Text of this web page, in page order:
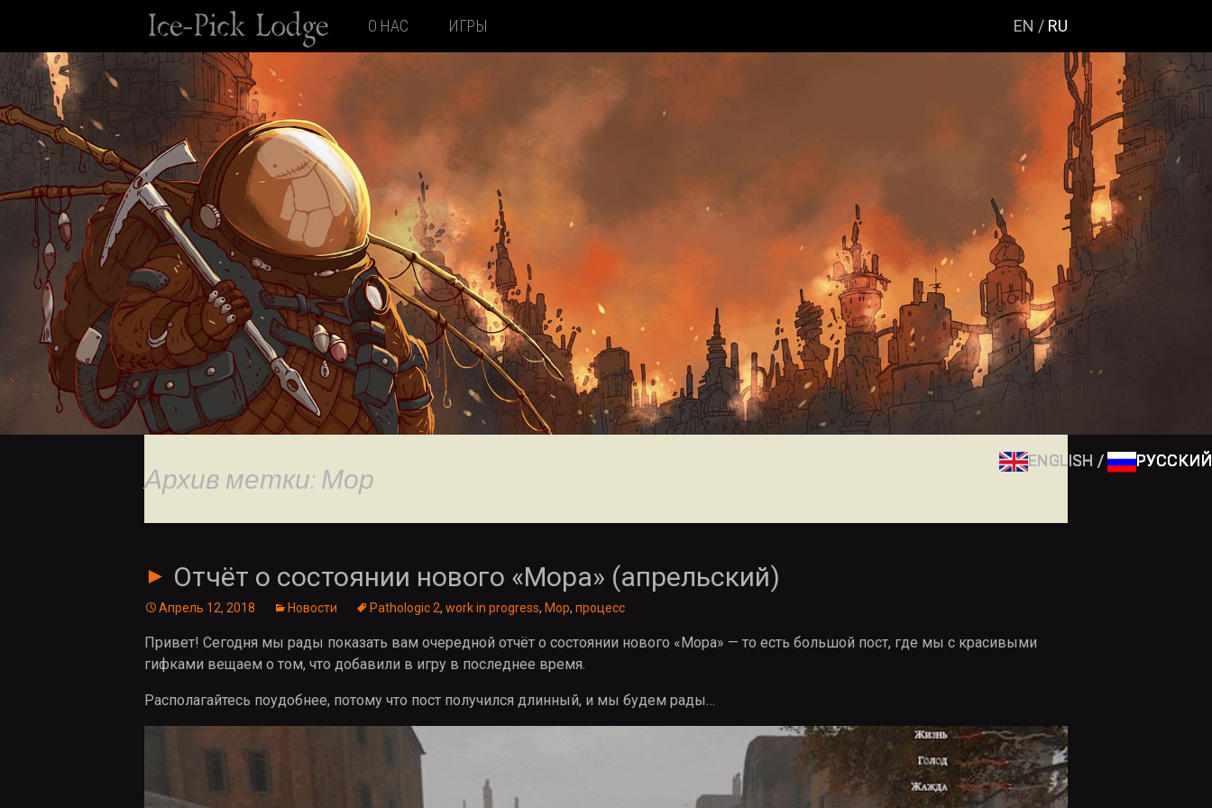
Перейти
к
содержимому
ГЛАВНАЯ О НАС ИГРЫ EN RU
Архив метки: Мор
► Отчёт о состоянии нового «Мора» (апрельский)
Апрель 12, 2018 Новости Pathologic 2, work in progress, Мор, процесс
ENGLISH РУССКИЙ
Привет! Сегодня мы рады показать вам очередной отчёт о состоянии нового «Мора» — то есть большой пост, где мы с красивыми
гифками вещаем о том, что добавили в игру в последнее время.
Располагайтесь поудобнее, потому что пост получился длинный, и мы будем рады…
ENGLISH РУССКИЙ
ENGLISH РУССКИЙ
ENGLISH РУССКИЙ
ENGLISH РУССКИЙ